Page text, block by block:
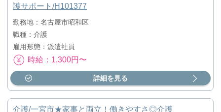
護サポート/H101377
勤務地：名古屋市昭和区
職種：介護
雇用形態：派遣社員
時給：1,300円〜
詳細を見る
介護/一宮市★家事と両立！働きやすさ◎介護